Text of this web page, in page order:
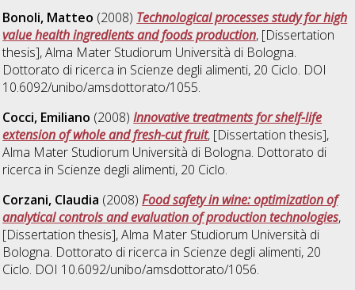
Bonoli, Matteo (2008) Technological processes study for high
value health ingredients and foods production, [Dissertation
thesis], Alma Mater Studiorum Università di Bologna.
Dottorato di ricerca in Scienze degli alimenti, 20 Ciclo. DOI
10.6092/unibo/amsdottorato/1055.
Cocci, Emiliano (2008)Innovative treatments for shelf-life
extension of whole and fresh-cut fruit, [Dissertation thesis],
Alma Mater Studiorum Università di Bologna. Dottorato di
ricerca in Scienze degli alimenti, 20 Ciclo.
Corzani, Claudia (2008)Food safety in wine: optimization of
analytical controls and evaluation of production technologies,
[Dissertation thesis], Alma Mater Studiorum Università di
Bologna. Dottorato di ricerca in Scienze degli alimenti, 20
Ciclo. DOI 10.6092/unibo/amsdottorato/1056.